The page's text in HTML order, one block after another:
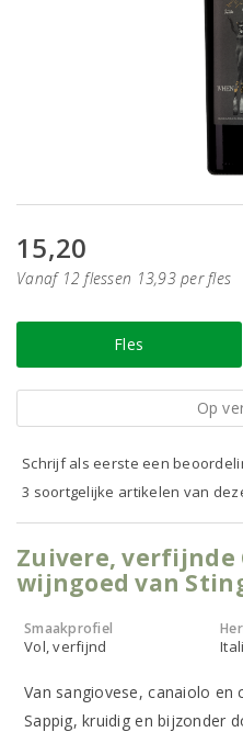
15,20
Vanaf 12 flessen 13,93 per fles
Fles
Op
Schrijf als eerste een
3 soortgelijke artikelen van
Zuivere, verfijnde
wijngoed van
Smaakprofiel
Vol, verfijnd
Van sangiovese, canaiolo en
Sappig, kruidig en bijzonder